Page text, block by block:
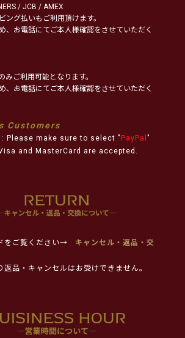
/ JCB / AMEX
グ払いもご利用頂けます。
、お電話にてご本人様確認をさせていただく
ご利用可能となります。
、お電話にてご本人様確認をさせていただく
Customers
Please make sure to select " PayPal "
and MasterCard are accepted.
をご覧ください→
キャンセル・返品・交
品・キャンセルはお受けできません。